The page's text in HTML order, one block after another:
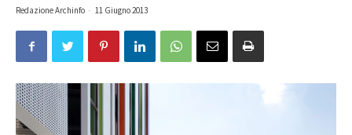
Redazione Archinfo - 11 Giugno 2013